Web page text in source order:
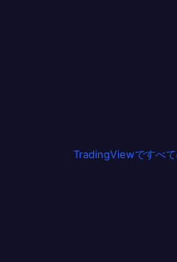
TradingViewですべ